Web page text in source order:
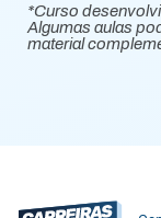
*Curso
Algumas aulas
material